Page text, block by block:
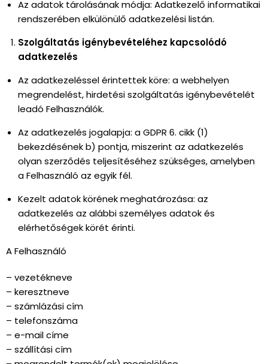
Az adatok tárolásának módja: Adatkezelő informatikai
rendszerében elkülönülő adatkezelési listán.
Szolgáltatás igénybevételéhez kapcsolódó
adatkezelés
Az adatkezeléssel érintettek köre: a webhelyen
megrendelést, hirdetési szolgáltatás igénybevételét
leadó Felhasználók.
Az adatkezelés jogalapja: a GDPR 6. cikk (1)
bekezdésének b) pontja, miszerint az adatkezelés
olyan szerződés teljesítéséhez szükséges, amelyben
a Felhasználó az egyik fél.
Kezelt adatok körének meghatározása: az
adatkezelés az alábbi személyes adatok és
elérhetőségek körét érinti.
A Felhasználó
– vezetékneve
– keresztneve
– számlázási cím
– telefonszáma
– e-mail címe
– szállítási cím